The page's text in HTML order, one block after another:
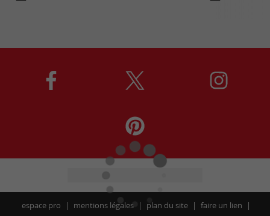
espace pro mentions légales plan du site faire un lien